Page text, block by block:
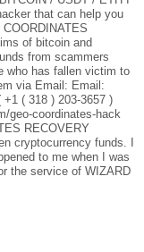
that can help you
of bitcoin and
from scammers
who has fallen victim to
via Email: Email:
( 318 ) 203-3657 )
geo-coordinates-hack
RECOVERY
cryptocurrency funds. I
to me when I was
the service of WIZARD